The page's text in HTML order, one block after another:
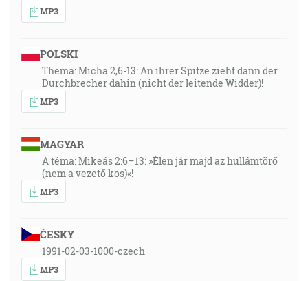
MP3
POLSKI
Thema: Micha 2,6-13: An ihrer Spitze zieht dann der
Durchbrecher dahin (nicht der leitende Widder)!
MP3
MAGYAR
A téma: Mikeás 2:6–13: »Élen jár majd az hullámtörő
(nem a vezető kos)«!
MP3
ČESKY
1991-02-03-1000-czech
MP3